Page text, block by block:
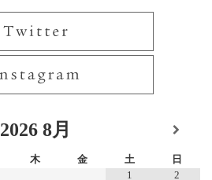
2026 8月
木 金 土
日
1
2